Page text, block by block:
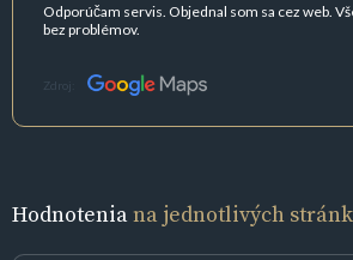
Odporúčam servis. Objednal som sa cez web.
bez problémov.
Zdroj:
Hodnoteniana jednotlivých